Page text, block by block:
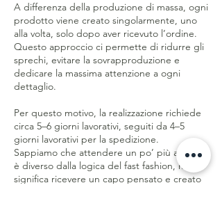
A differenza della produzione di massa, ogni
prodotto viene creato singolarmente, uno
alla volta, solo dopo aver ricevuto l’ordine.
Questo approccio ci permette di ridurre gli
sprechi, evitare la sovrapproduzione e
dedicare la massima attenzione a ogni
dettaglio.
Per questo motivo, la realizzazione richiede
circa 5–6 giorni lavorativi, seguiti da 4–5
giorni lavorativi per la spedizione.
Sappiamo che attendere un po’ più a lungo
è diverso dalla logica del fast fashion, ma
significa ricevere un capo pensato e creato